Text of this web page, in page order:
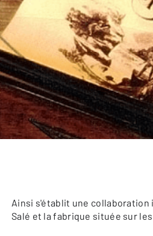
Ainsi s'établit une
Salé et la fabrique située sur